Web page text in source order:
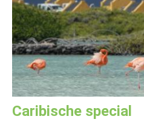
Caribische special